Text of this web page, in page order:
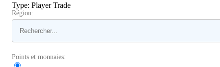
Type: Player Trade
Région:
Points et monnaies: